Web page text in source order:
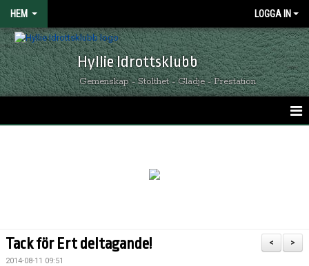
HEM LOGGA IN
Hyllie Idrottsklubb
Gemenskap - Stolthet - Glädje - Prestation
OM HYLLIE IK
>
<
Tack för Ert deltagande!
2014-08-11 09:51